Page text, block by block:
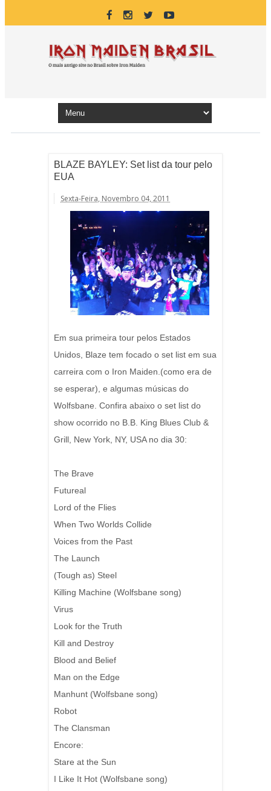
BLAZE BAYLEY: Set list da tour pelo
EUA
Sexta-Feira, Novembro 04, 2011
Em sua primeira tour pelos Estados
Unidos, Blaze tem focado o set list em sua
carreira com o Iron Maiden.(como era de
se esperar), e algumas músicas do
Wolfsbane. Confira abaixo o set list do
show ocorrido no B.B. King Blues Club &
Grill, New York, NY, USA no dia 30:
The Brave
Futureal
Lord of the Flies
When Two Worlds Collide
Voices from the Past
The Launch
(Tough as) Steel
Killing Machine (Wolfsbane song)
Virus
Look for the Truth
Kill and Destroy
Blood and Belief
Man on the Edge
Manhunt (Wolfsbane song)
Robot
The Clansman
Encore:
Stare at the Sun
I Like It Hot (Wolfsbane song)